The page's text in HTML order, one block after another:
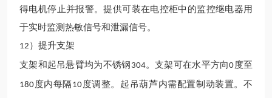
得电机停止并报警。提供可装在电控柜中的监控继电器用
于实时监测热敏信号和泄漏信号。
12 ）提升支架
支架和起吊悬臂均为不锈钢 304。支架可在水平方向0 度至
180 度内每隔 10 度调整。起吊葫芦内需配置制动装置。不